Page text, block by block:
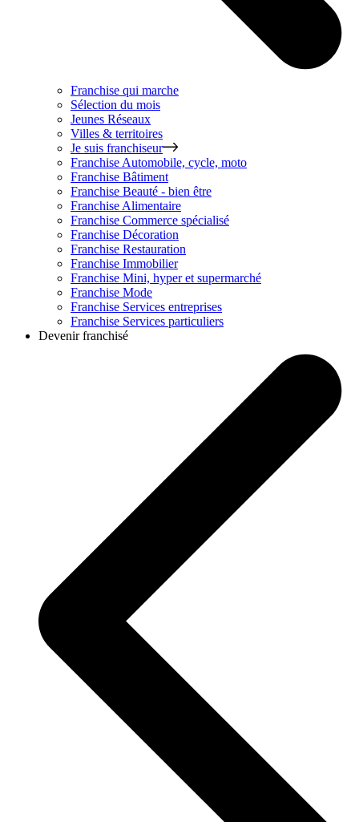
Franchise qui marche
Sélection du mois
Jeunes Réseaux
Villes & territoires
Je suis franchiseur
Franchise Automobile, cycle, moto
Franchise Bâtiment
Franchise Beauté - bien être
Franchise Alimentaire
Franchise Commerce spécialisé
Franchise Décoration
Franchise Restauration
Franchise Immobilier
Franchise Mini, hyper et supermarché
Franchise Mode
Franchise Services entreprises
Franchise Services particuliers
Devenir franchisé